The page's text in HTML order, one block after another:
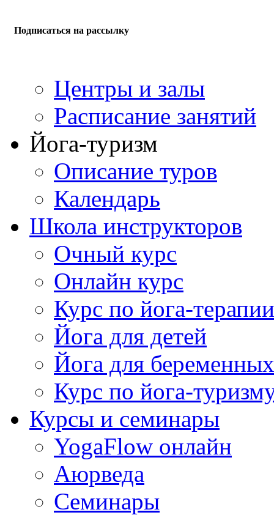
Подписаться на рассылку
Центры и залы
Расписание занятий
Йога-туризм
Описание туров
Календарь
Школа инструкторов
Очный курс
Онлайн курс
Курс по йога-терапии
Йога для детей
Йога для беременных
Курс по йога-
Курсы и семинары
YogaFlow онлайн
Аюрведа
Семинары